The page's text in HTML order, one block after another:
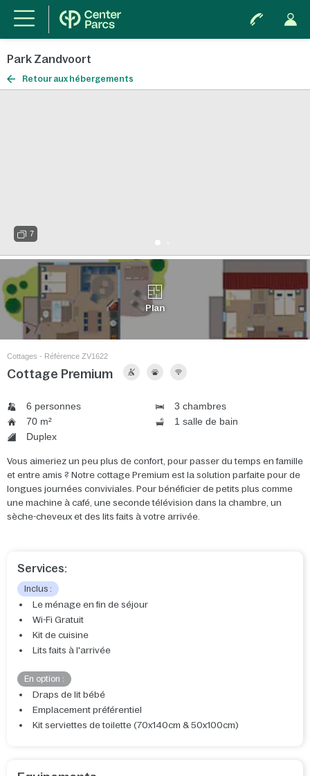
Park Zandvoort
Retour aux hébergements
7
Plan
Cottages - Référence ZV1622
Cottage Premium
6 personnes
3 chambres
70 m²
1 salle de bain
Duplex
Vous aimeriez un peu plus de confort, pour passer du temps en famille
et entre amis ? Notre cottage Premium est la solution parfaite pour de
longues journées conviviales. Pour bénéficier de petits plus comme
une machine à café, une seconde télévision dans la chambre, un
sèche-cheveux et des lits faits à votre arrivée.
Services:
Inclus :
Le ménage en fin de séjour
Wi-Fi Gratuit
Kit de cuisine
Lits faits à l'arrivée
En option :
Draps de lit bébé
Emplacement préférentiel
Kit serviettes de toilette (70x140cm & 50x100cm)